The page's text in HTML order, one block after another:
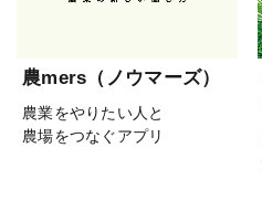
農mers（ノウマーズ）
農業をやりたい人と
農場をつなぐアプリ